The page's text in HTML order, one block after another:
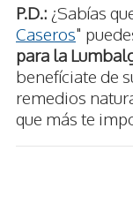
P.D.: ¿Sabías
Caseros"
para la
benefíciate de
remedios
que más te